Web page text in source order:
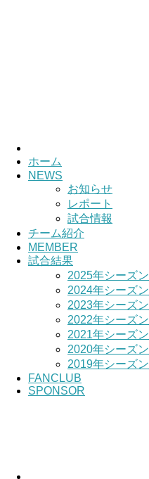
ホーム
NEWS
お知らせ
レポート
試合情報
チーム紹介
MEMBER
試合結果
2025年シーズン
2024年シーズン
2023年シーズン
2022年シーズン
2021年シーズン
2020年シーズン
2019年シーズン
FANCLUB
SPONSOR